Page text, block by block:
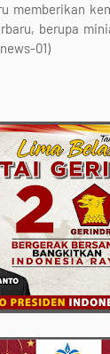
memberikan
berupa
01)